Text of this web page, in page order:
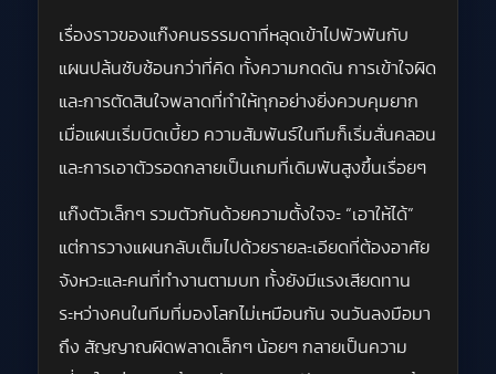
เรื่องราวของแก๊งคนธรรมดาที่หลุดเข้าไปพัวพันกับ
แผนปล้นซับซ้อนกว่าที่คิด ทั้งความกดดัน การเข้าใจผิด
และการตัดสินใจพลาดที่ทำให้ทุกอย่างยิ่งควบคุมยาก
เมื่อแผนเริ่มบิดเบี้ยว ความสัมพันธ์ในทีมก็เริ่มสั่นคลอน
และการเอาตัวรอดกลายเป็นเกมที่เดิมพันสูงขึ้นเรื่อยๆ
แก๊งตัวเล็กๆ รวมตัวกันด้วยความตั้งใจจะ “เอาให้ได้”
แต่การวางแผนกลับเต็มไปด้วยรายละเอียดที่ต้องอาศัย
จังหวะและคนที่ทำงานตามบท ทั้งยังมีแรงเสียดทาน
ระหว่างคนในทีมที่มองโลกไม่เหมือนกัน จนวันลงมือมา
ถึง สัญญาณผิดพลาดเล็กๆ น้อยๆ กลายเป็นความ